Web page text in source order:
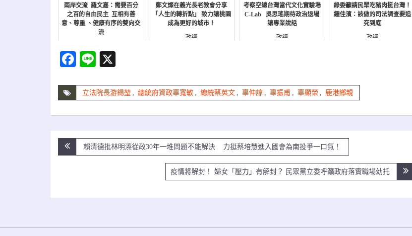
兩岸交流 羅文嘉：需要百分
之百的自由民主 互相有善
意、尊重 、健康有序的雙向交
流
鄭文燦在義光長老教會分享
「人生的轉折點」 致力讓桃園
成為更好的城市！
政經
考察空總台灣當代文化實驗場
C-Lab 吳思瑤期待政治退場
讓專業說話
政經
綠委籲請民眾吃豬肉挺台灣！
鍾佳濱：該做的司法調查要追
究到底
政經
Facebook
Line
立法院長游錫堃 , 總統府資政辜寬敏 , 總統蔡英文 , 辜仲諒 , 辜振甫 , 辜顯榮 , 鹿港鄉親
文
賴清德批林明溱從政30年一堆問題不能解決 力挺蔡培慧進入國會為南投爭一口氣！
疫情將解封！ 婦女「壓力」有解封？ 民眾黨立委呼籲政府落實職場幼托